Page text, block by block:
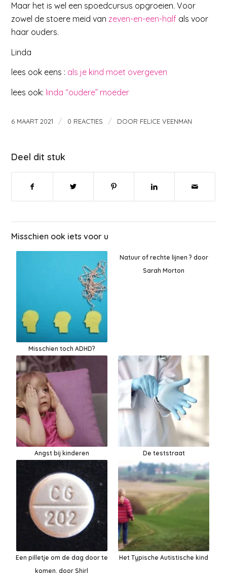
Maar het is wel een spoedcursus opgroeien. Voor
zowel de stoere meid vanzeven-en-een-half als voor
haar ouders.
Linda
lees ook eens : als je kind moet overgeven
lees ook: linda “oudere” moeder
6 MAART 2021 / 0 REACTIES / DOOR FELICE VEENMAN
Deel dit stuk
Misschien ook iets voor u
Misschien toch ADHD?
Natuur of rechte lijnen ? door
Sarah Morton
Angst bij kinderen De teststraat
Een pilletje om de dag door te
komen. door Shirl
Het Typische Autistische kind